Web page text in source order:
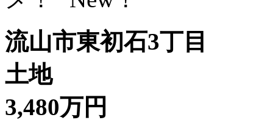
流山市東初石3丁目
土地
3,480万円